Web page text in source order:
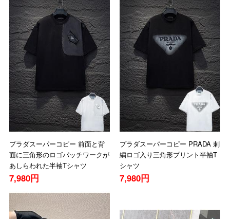
プラダスーパーコピー 前面と背
面に三角形のロゴパッチワークが
あしらわれた半袖Tシャツ
7,980円
プラダスーパーコピー PRADA 刺
繍ロゴ入り三角形プリント半袖T
シャツ
7,980円